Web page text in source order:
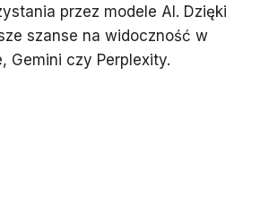
przez modele AI. Dzięki
szanse na widoczność w
Gemini czy Perplexity.